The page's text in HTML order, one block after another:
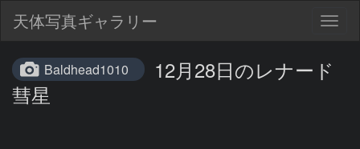
天体写真ギャラリー
Baldhead1010
12月28日のレナード
彗星